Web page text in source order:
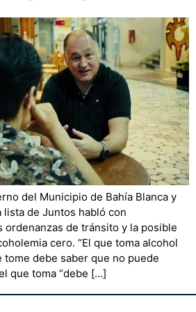
del Municipio de Bahía Blanca y
de Juntos habló con
ordenanzas de tránsito y la posible
cero. “El que toma alcohol
tome debe saber que no puede
que toma “debe […]